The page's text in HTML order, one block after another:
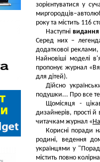
зорієнтуватися у
року та містить 116
Наступні видання
Серед них –
додаткової
Найновіші моделі
пропонує журнал
для дітей).
Дійсно
подушки... Про все
Щомісяця -
дизайнерів, прості й
читачкам журнал «
Коpиснi поpади
родинi, ведення
українцями у
містить повно